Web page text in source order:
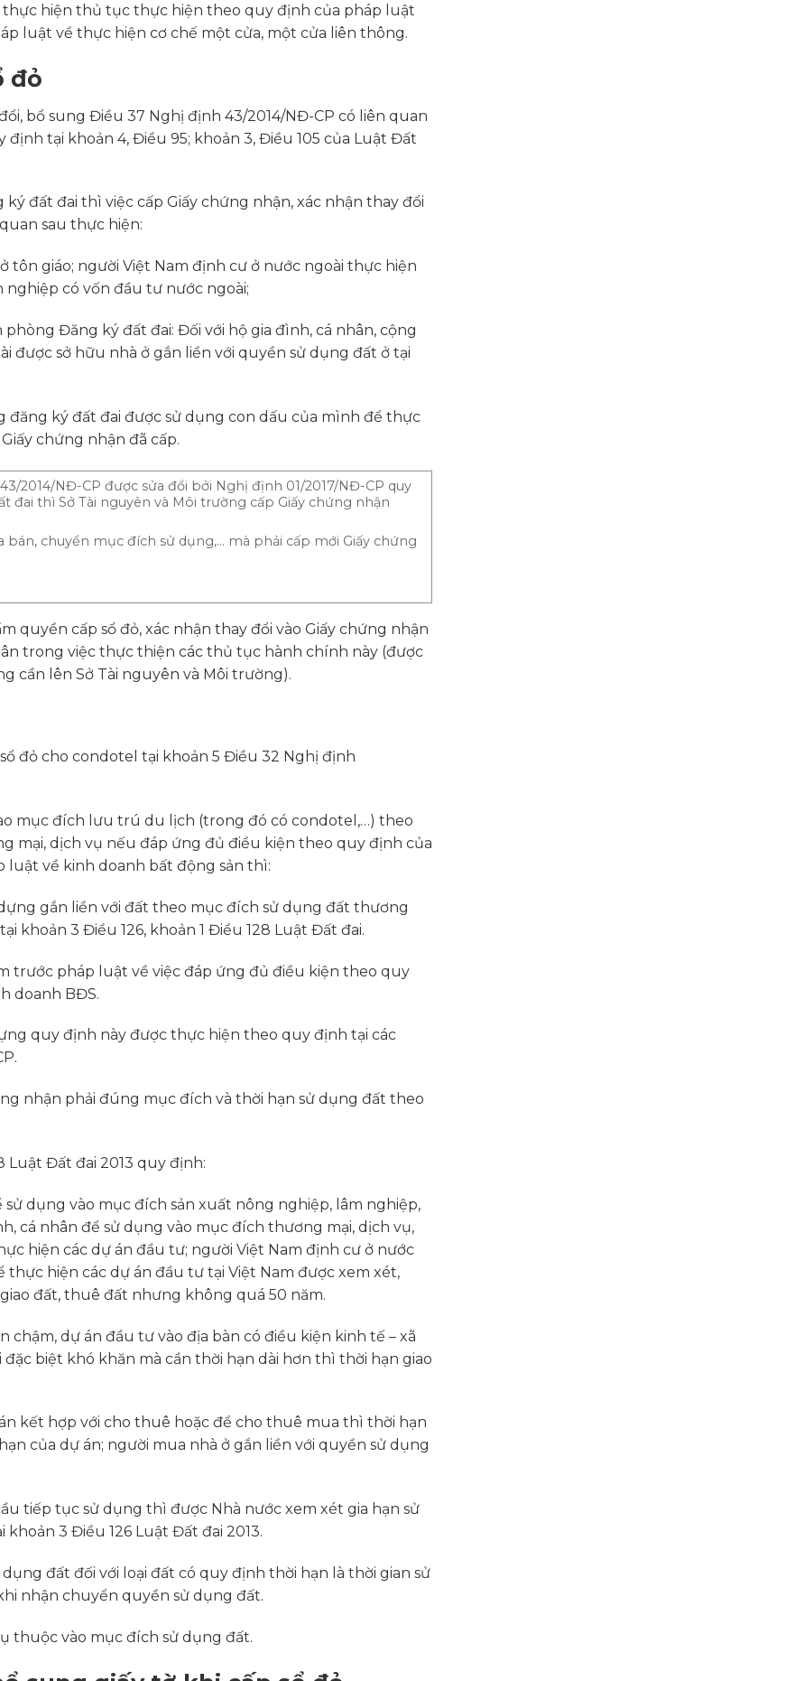
hiện thủ tục thực hiện theo quy định của pháp luật
luật về thực hiện cơ chế một cửa, một cửa liên thông.
đỏ
bổ sung Điều 37 Nghị định 43/2014/NĐ-CP có liên quan
tại khoản 4, Điều 95; khoản 3, Điều 105 của Luật Đất
đất đai thì việc cấp Giấy chứng nhận, xác nhận thay đổi
sau thực hiện:
tôn giáo; người Việt Nam định cư ở nước ngoài thực hiện
nghiệp có vốn đầu tư nước ngoài;
Đăng ký đất đai: Đối với hộ gia đình, cá nhân, cộng
được sở hữu nhà ở gắn liền với quyền sử dụng đất ở tại
đăng ký đất đai được sử dụng con dấu của mình để thực
chứng nhận đã cấp.
2014/NĐ-CP được sửa đổi bởi Nghị định 01/2017/NĐ-CP quy
thì Sở Tài nguyên và Môi trường cấp Giấy chứng nhận
chuyển mục đích sử dụng,… mà phải cấp mới Giấy chứng
quyền cấp sổ đỏ, xác nhận thay đổi vào Giấy chứng nhận
trong việc thực thiện các thủ tục hành chính này (được
cần lên Sở Tài nguyên và Môi trường).
đỏ cho condotel tại khoản 5 Điều 32 Nghị định
mục đích lưu trú du lịch (trong đó có condotel,…) theo
mại, dịch vụ nếu đáp ứng đủ điều kiện theo quy định của
luật về kinh doanh bất động sản thì:
gắn liền với đất theo mục đích sử dụng đất thương
khoản 3 Điều 126, khoản 1 Điều 128 Luật Đất đai.
trước pháp luật về việc đáp ứng đủ điều kiện theo quy
doanh BĐS.
quy định này được thực hiện theo quy định tại các
nhận phải đúng mục đích và thời hạn sử dụng đất theo
Luật Đất đai 2013 quy định:
dụng vào mục đích sản xuất nông nghiệp, lâm nghiệp,
cá nhân để sử dụng vào mục đích thương mại, dịch vụ,
hiện các dự án đầu tư; người Việt Nam định cư ở nước
hiện các dự án đầu tư tại Việt Nam được xem xét,
đất, thuê đất nhưng không quá 50 năm.
dự án đầu tư vào địa bàn có điều kiện kinh tế – xã
biệt khó khăn mà cần thời hạn dài hơn thì thời hạn giao
kết hợp với cho thuê hoặc để cho thuê mua thì thời hạn
của dự án; người mua nhà ở gắn liền với quyền sử dụng
tiếp tục sử dụng thì được Nhà nước xem xét gia hạn sử
3 Điều 126 Luật Đất đai 2013.
đất đối với loại đất có quy định thời hạn là thời gian sử
nhận chuyển quyền sử dụng đất.
thuộc vào mục đích sử dụng đất.